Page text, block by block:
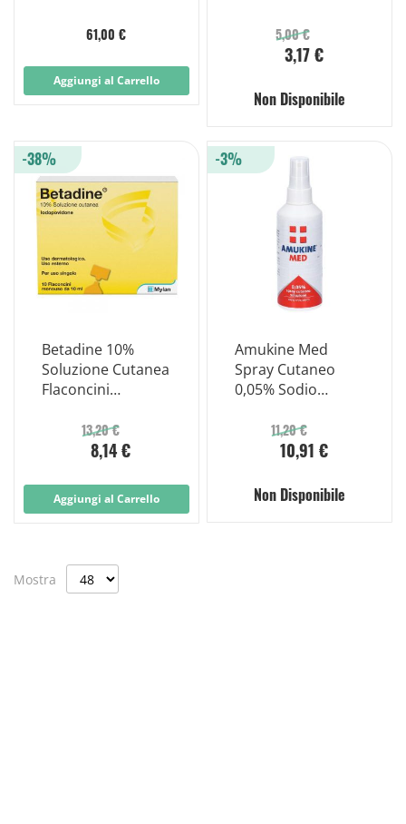
1.000ml 7% + 5%
61,00 €
Aggiungi al Carrello
5,00 €
3,17 €
Non Disponibile
Betadine 10%
Soluzione Cutanea
Flaconcini
13,20 €
8,14 €
-38%
Aggiungi al Carrello
Amukine Med
Spray Cutaneo
0,05% Sodio
11,20 €
10,91 €
-3%
Non Disponibile
Mostra